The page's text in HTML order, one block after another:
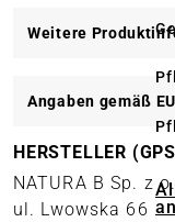
Weitere
Angaben gemäß
HERSTELLER
NATURA B Sp. z
ul. Lwowska 66